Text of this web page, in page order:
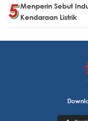
Menperin Sebut
Kendaraan Listrik